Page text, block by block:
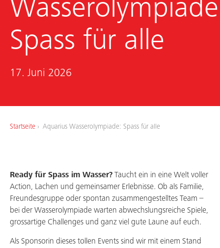
Über uns
Spass für alle
17. Juni 2026
Startseite Aquarius Wasserolympiade: Spass für alle
Ready für Spass im Wasser? Taucht ein in eine Welt voller
Action, Lachen und gemeinsamer Erlebnisse. Ob als Familie,
Freundesgruppe oder spontan zusammengestelltes Team –
bei der Wasserolympiade warten abwechslungsreiche Spiele,
grossartige Challenges und ganz viel gute Laune auf euch.
Als Sponsorin dieses tollen Events sind wir mit einem Stand